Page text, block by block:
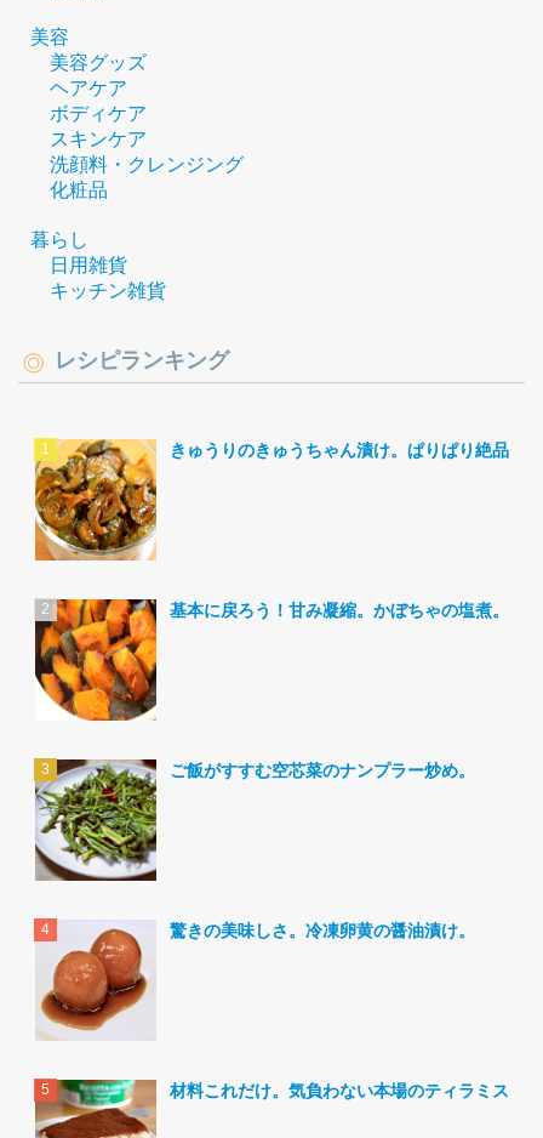
美容
美容グッズ
ヘアケア
ボディケア
スキンケア
洗顔料・クレンジング
化粧品
暮らし
日用雑貨
キッチン雑貨
レシピランキング
きゅうりのきゅうちゃん漬け。ぱりぱり絶品。
基本に戻ろう！甘み凝縮。かぼちゃの塩煮。
ご飯がすすむ空芯菜のナンプラー炒め。
驚きの美味しさ。冷凍卵黄の醤油漬け。
材料これだけ。気負わない本場のティラミス。